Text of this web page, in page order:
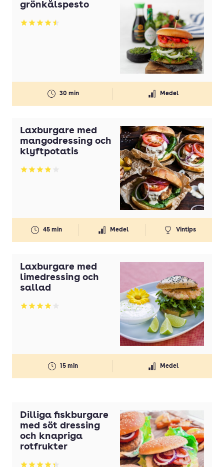
grönkålspesto
Betyg: 4.5 av 5
30 min Medel
Laxburgare med
mangodressing och
klyftpotatis
Betyg: 3.91 av 5
45 min Medel Vintips
Laxburgare med
limedressing och
sallad
Betyg: 3.94 av 5
15 min Medel
Dilliga fiskburgare
med söt dressing
och knapriga
rotfrukter